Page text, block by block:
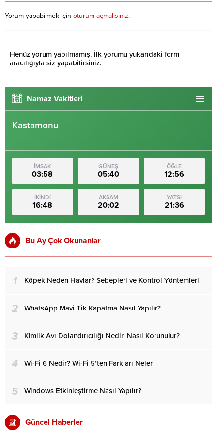
Yorum yapabilmek için oturum açmalısınız.
Henüz yorum yapılmamış. İlk yorumu yukarıdaki form
aracılığıyla siz yapabilirsiniz.
Namaz Vakitleri
Kastamonu
İMSAK
03:58
GÜNEŞ
05:40
ÖĞLE
12:56
İKİNDİ
16:48
AKŞAM
20:02
YATSI
21:36
Bu Ay Çok Okunanlar
1 Köpek Neden Havlar? Sebepleri ve Kontrol Yöntemleri
2 WhatsApp Mavi Tik Kapatma Nasıl Yapılır?
3 Kimlik Avı Dolandırıcılığı Nedir, Nasıl Korunulur?
4 Wi-Fi 6 Nedir? Wi-Fi 5’ten Farkları Neler
5 Windows Etkinleştirme Nasıl Yapılır?
Güncel Haberler